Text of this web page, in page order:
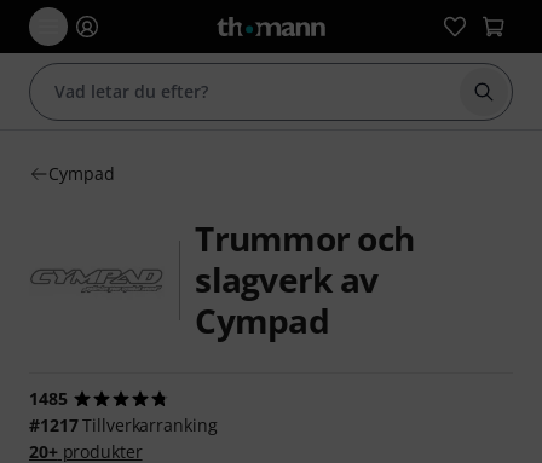
Börja
Cympad
Trummor och
slagverk av
Cympad
1485
#1217Tillverkarranking
20+produkter